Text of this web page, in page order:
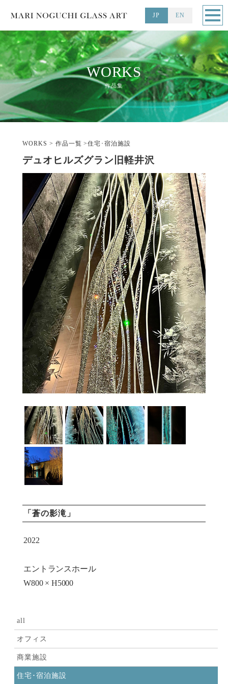
JP EN
MARI NOGUCHI GLASS ART
WORKS
作品集
WORKS > 作品一覧 >住宅･宿泊施設
デュオヒルズグラン旧軽井沢
「蒼の影滝」
2022
エントランスホール
W800 × H5000
all
オフィス
商業施設
住宅･宿泊施設